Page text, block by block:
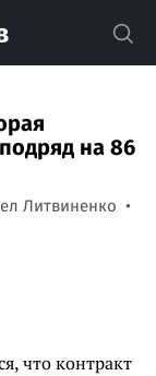
на 86
Литвиненко
что контракт